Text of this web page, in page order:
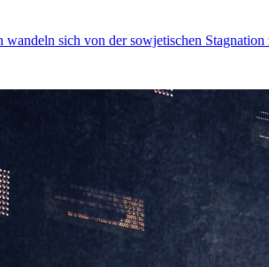
wandeln sich von der sowjetischen